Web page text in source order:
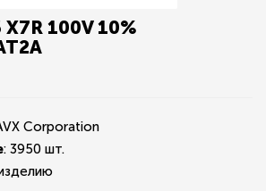
100V 10%
Corporation
: 3950 шт.